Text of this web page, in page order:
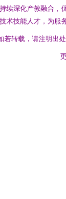
续深化产教融合，
术技能人才，为服
若转载，请注明出